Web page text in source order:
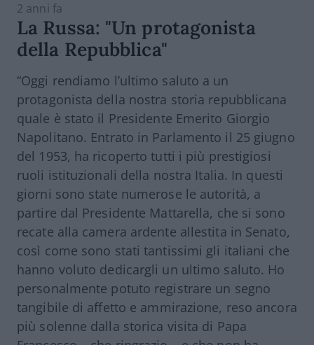
2 anni fa
La Russa: "Un protagonista
della Repubblica"
“Oggi rendiamo l’ultimo saluto a un
protagonista della nostra storia repubblicana
quale è stato il Presidente Emerito Giorgio
Napolitano. Entrato in Parlamento il 25 giugno
del 1953, ha ricoperto tutti i più prestigiosi
ruoli istituzionali della nostra Italia. In questi
giorni sono state numerose le autorità, a
partire dal Presidente Mattarella, che si sono
recate alla camera ardente allestita in Senato,
così come sono stati tantissimi gli italiani che
hanno voluto dedicargli un ultimo saluto. Ho
personalmente potuto registrare un segno
tangibile di affetto e ammirazione, reso ancora
più solenne dalla storica visita di Papa